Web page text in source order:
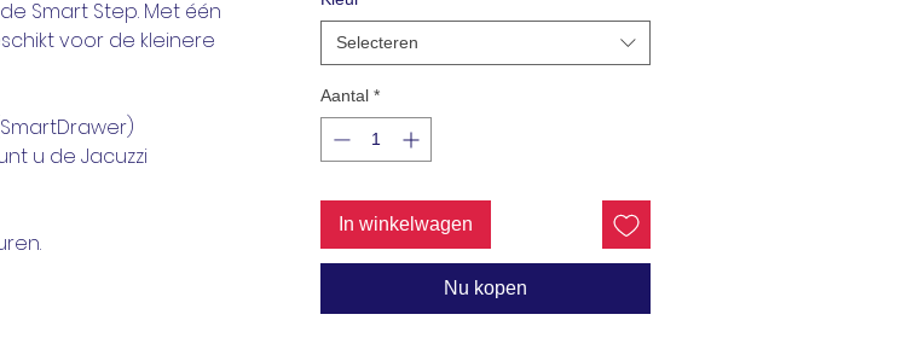
Smart Step. Met één
voor de kleinere
u de Jacuzzi
Selecteren
Aantal *
In winkelwagen
Nu kopen